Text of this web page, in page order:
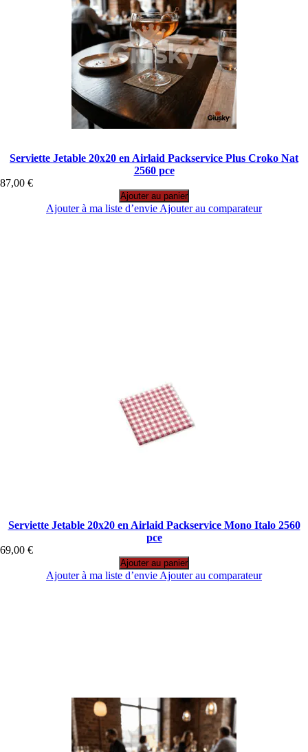
Serviette Jetable 20x20 en Airlaid Packservice Plus Croko Nat
2560 pce
87,00 €
Ajouter au panier
Ajouter à ma liste d’envie Ajouter au comparateur
Serviette Jetable 20x20 en Airlaid Packservice Mono Italo 2560
pce
69,00 €
Ajouter au panier
Ajouter à ma liste d’envie Ajouter au comparateur